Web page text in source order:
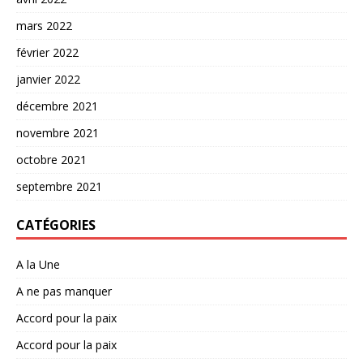
mars 2022
février 2022
janvier 2022
décembre 2021
novembre 2021
octobre 2021
septembre 2021
CATÉGORIES
A la Une
A ne pas manquer
Accord pour la paix
Accord pour la paix